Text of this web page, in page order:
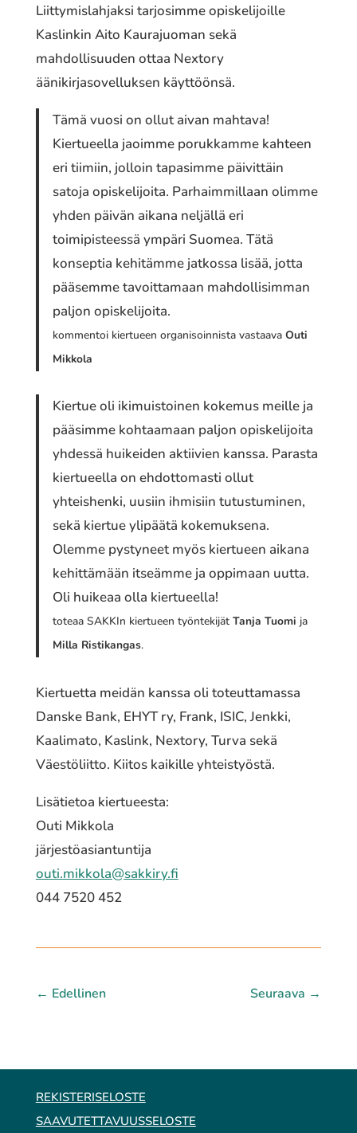
Liittymislahjaksi tarjosimme opiskelijoille
Kaslinkin Aito Kaurajuoman sekä
mahdollisuuden ottaa Nextory
äänikirjasovelluksen käyttöönsä.
Tämä vuosi on ollut aivan mahtava!
Kiertueella jaoimme porukkamme kahteen
eri tiimiin, jolloin tapasimme päivittäin
satoja opiskelijoita. Parhaimmillaan olimme
yhden päivän aikana neljällä eri
toimipisteessä ympäri Suomea. Tätä
konseptia kehitämme jatkossa lisää, jotta
pääsemme tavoittamaan mahdollisimman
paljon opiskelijoita.
kommentoi kiertueen organisoinnista vastaavaOuti
Mikkola
Kiertue oli ikimuistoinen kokemus meille ja
pääsimme kohtaamaan paljon opiskelijoita
yhdessä huikeiden aktiivien kanssa. Parasta
kiertueella on ehdottomasti ollut
yhteishenki, uusiin ihmisiin tutustuminen,
sekä kiertue ylipäätä kokemuksena.
Olemme pystyneet myös kiertueen aikana
kehittämään itseämme ja oppimaan uutta.
Oli huikeaa olla kiertueella!
toteaa SAKKIn kiertueen työntekijätTanja Tuomi ja
Milla Ristikangas.
Kiertuetta meidän kanssa oli toteuttamassa
Danske Bank, EHYT ry, Frank, ISIC, Jenkki,
Kaalimato, Kaslink, Nextory, Turva sekä
Väestöliitto. Kiitos kaikille yhteistyöstä.
Lisätietoa kiertueesta:
Outi Mikkola
järjestöasiantuntija
outi.mikkola@sakkiry.fi
044 7520 452
← Edellinen Seuraava →
REKISTERISELOSTE
SAAVUTETTAVUUSSELOSTE